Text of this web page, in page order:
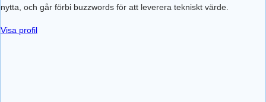
nytta, och går förbi buzzwords för att leverera tekniskt värde.
Visa profil